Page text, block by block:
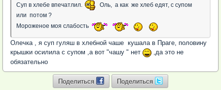
Суп в хлебе впечатлил.
Оль, а как же хлеб едят, с супом
или потом ?
Мороженое моя слабость
Олечка , я суп гуляш в хлебной чаше кушала в Праге, половину
крышки осилила с супом ,а вот "чашу " нет
,да это не
обязательно
Поделиться Поделиться